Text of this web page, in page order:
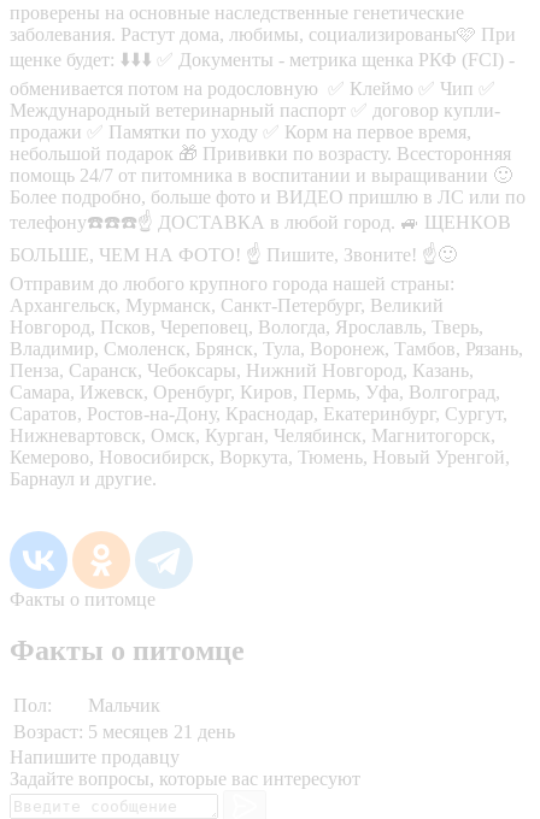
проверены на основные наследственные генетические
заболевания. Растут дома, любимы, социализированы🩷 При
щенке будет: ⬇️⬇️⬇️ ✅ Документы - метрика щенка РКФ (FCI) -
обменивается потом на родословную ✅ Клеймо ✅ Чип ✅
Международный ветеринарный паспорт ✅ договор купли-
продажи ✅ Памятки по уходу ✅ Корм на первое время,
небольшой подарок 🎁 Прививки по возрасту. Всесторонняя
помощь 24/7 от питомника в воспитании и выращивании 🙂
Более подробно, больше фото и ВИДЕО пришлю в ЛС или по
телефону☎️☎️☎️☝️ ДОСТАВКА в любой город. 🚙 ЩЕНКОВ
БОЛЬШЕ, ЧЕМ НА ФОТО! ☝️ Пишите, Звоните! ☝🙂
Отправим до любого крупного города нашей страны:
Архангельск, Мурманск, Санкт-Петербург, Великий
Новгород, Псков, Череповец, Вологда, Ярославль, Тверь,
Владимир, Смоленск, Брянск, Тула, Воронеж, Тамбов, Рязань,
Пенза, Саранск, Чебоксары, Нижний Новгород, Казань,
Самара, Ижевск, Оренбург, Киров, Пермь, Уфа, Волгоград,
Саратов, Ростов-на-Дону, Краснодар, Екатеринбург, Сургут,
Нижневартовск, Омск, Курган, Челябинск, Магнитогорск,
Кемерово, Новосибирск, Воркута, Тюмень, Новый Уренгой,
Барнаул и другие.
Факты о питомце
Факты о питомце
Пол:
Мальчик
Возраст: 5 месяцев 21 день
Напишите продавцу
Задайте вопросы, которые вас интересуют